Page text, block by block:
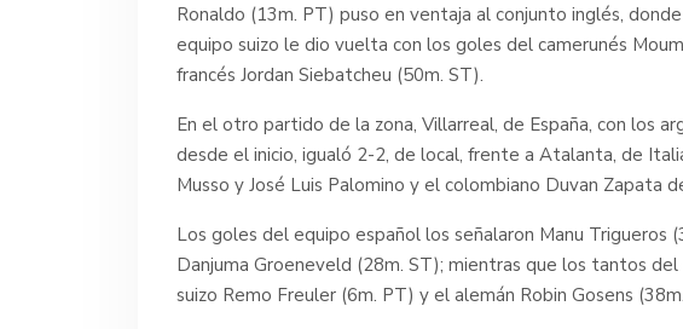
Ronaldo (13m. PT) puso en ventaja al conjunto inglés,
equipo suizo le dio vuelta con los goles del camerunés
francés Jordan Siebatcheu (50m. ST).
En el otro partido de la zona, Villarreal, de España, con los
desde el inicio, igualó 2-2, de local, frente a Atalanta, de
Musso y José Luis Palomino y el colombiano Duvan Zapata
Los goles del equipo español los señalaron Manu Trigueros
Danjuma Groeneveld (28m. ST); mientras que los tantos
suizo Remo Freuler (6m. PT) y el alemán Robin Gosens